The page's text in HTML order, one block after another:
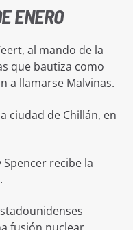
ENERO
al mando de la
que bautiza como
a llamarse Malvinas.
ciudad de Chillán, en
Spencer recibe la